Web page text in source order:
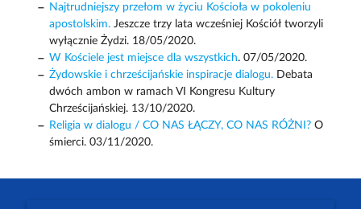
Najtrudniejszy przełom w życiu Kościoła w pokoleniu
apostolskim.Jeszcze trzy lata wcześniej Kościół tworzyli
wyłącznie Żydzi. 18/05/2020.
W Kościele jest miejsce dla wszystkich. 07/05/2020.
Żydowskie i chrześcijańskie inspiracje dialogu.Debata
dwóch ambon w ramach VI Kongresu Kultury
Chrześcijańskiej. 13/10/2020.
Religia w dialogu / CO NAS ŁĄCZY, CO NAS RÓŻNI?O
śmierci. 03/11/2020.